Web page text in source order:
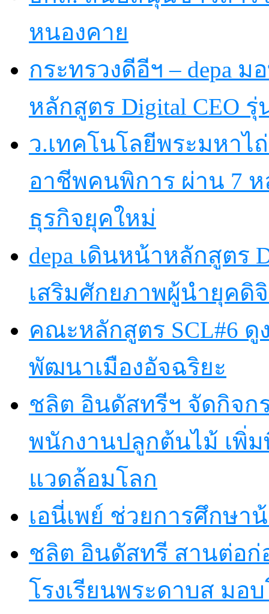
หนองคาย
กระทรวงดีอีฯ – depa
หลักสูตร Digital CEO รุ่
ว.เทคโนโลยีพระมหาไ
อาชีพคนพิการ ผ่าน 7
ธุรกิจยุคใหม่
depa เดินหน้าหลักสูตร
เสริมศักยภาพผู้นำยุคดิ
คณะหลักสูตร SCL#6 ดู
พัฒนาเมืองอัจฉริยะ
ชลิต อินดัสทรีฯ จัดกิจก
พนักงานปลูกต้นไม้ เพิ่ม
แวดล้อมโลก
เอนี่เพย์ ช่วยการศึกษา
ชลิต อินดัสทรี สานต่อก่
โรงเรียนพระดาบส มอ